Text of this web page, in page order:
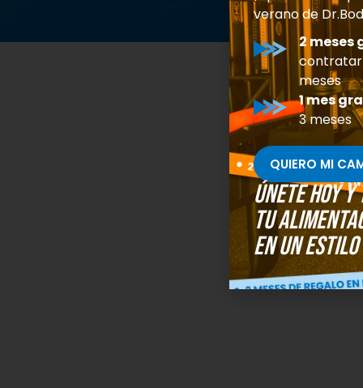
verano de
2
contratar
meses
1 mes
3 meses
QUIERO MI
Únete hoy
tu
en un estilo